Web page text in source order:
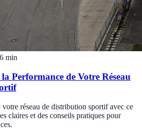
6 min
Performance de Votre Réseau
réseau de distribution sportif avec ce
claires et des conseils pratiques pour